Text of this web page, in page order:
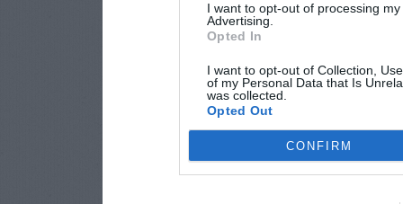
I want to opt-out of processing
Advertising.
Opted In
I want to opt-out of Collection,
of my Personal Data that Is
was collected.
Opted Out
CONFIRM